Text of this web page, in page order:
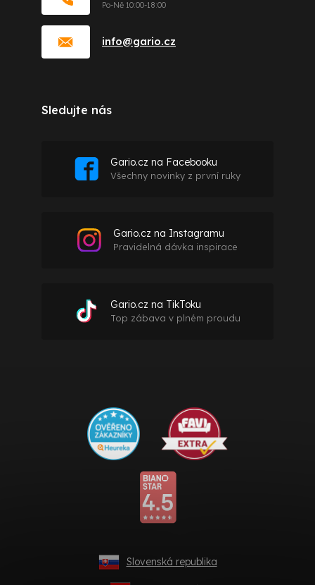
info@gario.cz
Sledujte nás
Gario.cz na Facebooku
Všechny novinky z první ruky
Gario.cz na Instagramu
Pravidelná dávka inspirace
Gario.cz na TikToku
Top zábava v plném proudu
Slovenská republika